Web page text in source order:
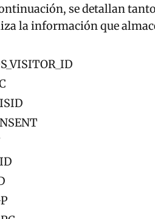
se detallan
la información que